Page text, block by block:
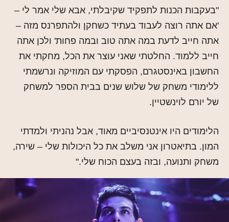
"בעקבות הכנות לתפקיד שקיבלתי, אבא שלי אמר לי –
'אם אתה רוצה לעבוד בעתיד כשחקן ולהתפרנס מזה –
אתה חייב לדעת במה אתה טוב ובמה פחות' ולכן אתה
חייב ללמוד. החלטתי שאני עוצר את הכל, מחקתי את
החשבון באינסטגרם, הפסקתי עם המוזיקה ונרשמתי
ללימודי משחק של שלוש שנים בבית הספר למשחק
של יורם לוינשטיין.
הלימודים היו אינטנסיביים מאוד, אבל נהניתי ולמדתי
המון. בתיאטרון אני משלב את כל היכולות שלי – שירה,
משחק ותנועה, ובזה בעצם הכוח שלי."